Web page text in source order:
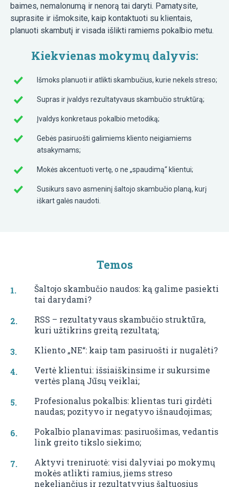
baimes, nemalonumą ir nenorą tai daryti. Pamatysite,
suprasite ir išmoksite, kaip kontaktuoti su klientais,
planuoti skambutį ir visada išlikti ramiems pokalbio metu.
Kiekvienas mokymų dalyvis:
Išmoks planuoti ir atlikti skambučius, kurie nekels streso;
Supras ir įvaldys rezultatyvaus skambučio struktūrą;
Įvaldys konkretaus pokalbio metodiką;
Gebės pasiruošti galimiems kliento neigiamiems
atsakymams;
Mokės akcentuoti vertę, o ne „spaudimą“ klientui;
Susikurs savo asmeninį šaltojo skambučio planą, kurį
iškart galės naudoti.
Temos
Šaltojo skambučio naudos: ką galime pasiekti
tai darydami?
RSS – rezultatyvaus skambučio struktūra,
kuri užtikrins greitą rezultatą;
Kliento „NE“: kaip tam pasiruošti ir nugalėti?
Vertė klientui: išsiaiškinsime ir sukursime
vertės planą Jūsų veiklai;
Profesionalus pokalbis: klientas turi girdėti
naudas; pozityvo ir negatyvo išnaudojimas;
Pokalbio planavimas: pasiruošimas, vedantis
link greito tikslo siekimo;
Aktyvi treniruotė: visi dalyviai po mokymų
mokės atlikti ramius, jiems streso
nekeliančius ir rezultatyvius šaltuosius